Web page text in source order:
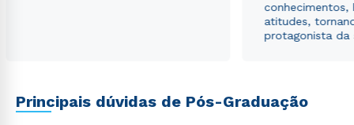
conhecimentos,
atitudes,
protagonista da
Principais dúvidas de Pós-Graduação
Política de Privacidade.e
autorizo que meus dados sejam utilizados para o